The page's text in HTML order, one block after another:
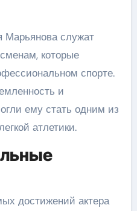
Марьянова служат
которые
спорте.
и
ему стать одним из
атлетики.
достижений актера